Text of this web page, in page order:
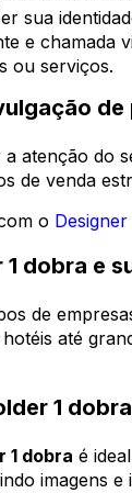
sua
e chamada
ou serviços.
atenção
de venda
o
dobra e
de
até
1 dobra
1 dobra é
imagens